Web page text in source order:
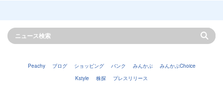
Peachy ブログ ショッピング バンク みんかぶ
みんかぶChoice
Kstyle
株探 プレスリリース